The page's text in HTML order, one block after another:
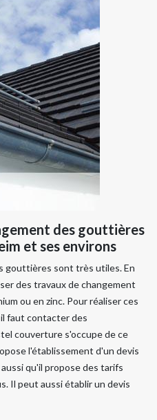
des gouttières
et ses environs
gouttières sont très utiles. En
des travaux de changement
ou en zinc. Pour réaliser ces
faut contacter des
couverture s'occupe de ce
l'établissement d'un devis
qu'il propose des tarifs
Il peut aussi établir un devis